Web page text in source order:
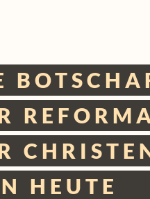
HEUTE